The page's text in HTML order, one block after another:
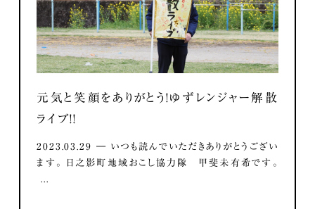
元気と笑顔をありがとう！ゆずレンジャー解散
ライブ！！
2023.03.29 ― いつも読んでいただきありがとうござい
ます。 日之影町地域おこし協力隊 甲斐未有希です。
...